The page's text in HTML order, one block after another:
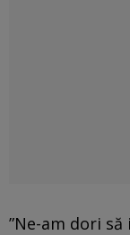
”Ne-am dori